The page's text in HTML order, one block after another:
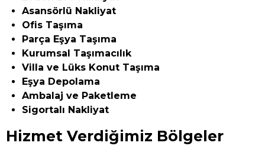
Asansörlü Nakliyat
Ofis Taşıma
Parça Eşya Taşıma
Kurumsal Taşımacılık
Villa ve Lüks Konut Taşıma
Eşya Depolama
Ambalaj ve Paketleme
Sigortalı Nakliyat
Hizmet Verdiğimiz Bölgeler